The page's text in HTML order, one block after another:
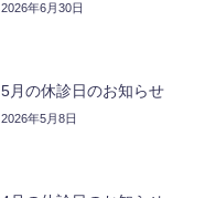
2026年6月30日
5月の休診日のお知らせ
2026年5月8日